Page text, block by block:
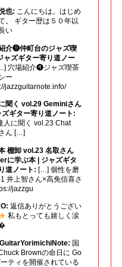
也: こんにちは。はじめ
。 ギター歴は５０年以
い
介❾仲町台のジャズ喫
ャズギター寄り道ノー
穴場紹介❹ジャズ喫茶
ー
jazzguitarnote.info/
聞く vol.29 Geminiさん
ズギター寄り道ノート:
人に聞く vol.23 Chat
ん […]
棚卸 vol.23 名取さん
に学ぶ本 | ジャズギタ
道ノート: […] 個性を磨
井上智さん×高免信喜さ
jazzgu
返信ありがとうござい
私もとっても嬉しく涙
国
Brownの命日に Go
ティを開催されている